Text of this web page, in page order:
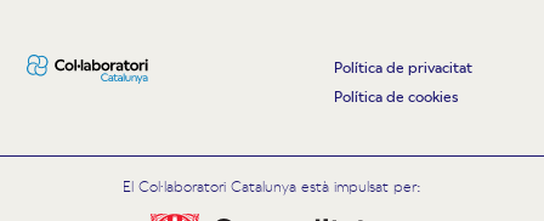
Política de privacitat
Política de cookies
El Col·laboratori Catalunya està impulsat per: